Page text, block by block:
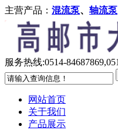
主营产品： 混流泵、 轴流泵
服务热线:0514-
网站首页
关于我们
产品展示